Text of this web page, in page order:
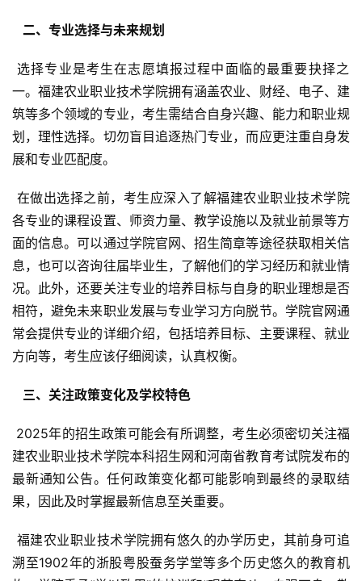
  二、专业选择与未来规划
选择专业是考生在志愿填报过程中面临的最重要抉择之
一。福建农业职业技术学院拥有涵盖农业、财经、电子、建
筑等多个领域的专业，考生需结合自身兴趣、能力和职业规
划，理性选择。切勿盲目追逐热门专业，而应更注重自身发
展和专业匹配度。
各专业的课程设置、师资力量、教学设施以及就业前景等方
面的信息。可以通过学院官网、招生简章等途径获取相关信
息，也可以咨询往届毕业生，了解他们的学习经历和就业情
况。此外，还要关注专业的培养目标与自身的职业理想是否
相符，避免未来职业发展与专业学习方向脱节。学院官网通
常会提供专业的详细介绍，包括培养目标、主要课程、就业
方向等，考生应该仔细阅读，认真权衡。
  三、关注政策变化及学校特色
建农业职业技术学院本科招生网和河南省教育考试院发布的
最新通知公告。任何政策变化都可能影响到最终的录取结
果，因此及时掌握最新信息至关重要。
溯至1902年的浙股粤股蚕务学堂等多个历史悠久的教育机